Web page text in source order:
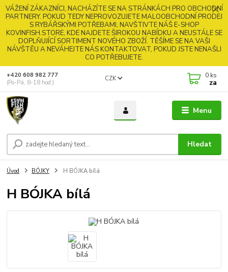
VÁŽENÍ ZÁKAZNÍCI, NACHÁZÍTE SE NA STRÁNKÁCH PRO OBCHODNÍ
PARTNERY. POKUD TEDY NEPROVOZUJETE MALOOBCHODNÍ PRODEJ
S RYBÁŘSKÝMI POTŘEBAMI, NAVŠTIVTE NÁŠ E-SHOP
KOVINFISH.STORE, KDE NAJDETE ŠIROKOU NABÍDKU A NEUSTÁLE SE
DOPLŇUJÍCÍ SORTIMENT NOVÉHO ZBOŽÍ. TĚŠÍME SE NA VAŠI
NÁVŠTĚU A NEVÁHEJTE NÁS KONTAKTOVAT, POKUD JSTE NENAŠLI
CO POTŘEBUJETE.
Menu
CZK
Hledat
+420 608 982 777
(Po-Pá, 8-18 hod.)
0 ks
za
Úvod BÓJKY H BÓJKA bílá
H BÓJKA bílá